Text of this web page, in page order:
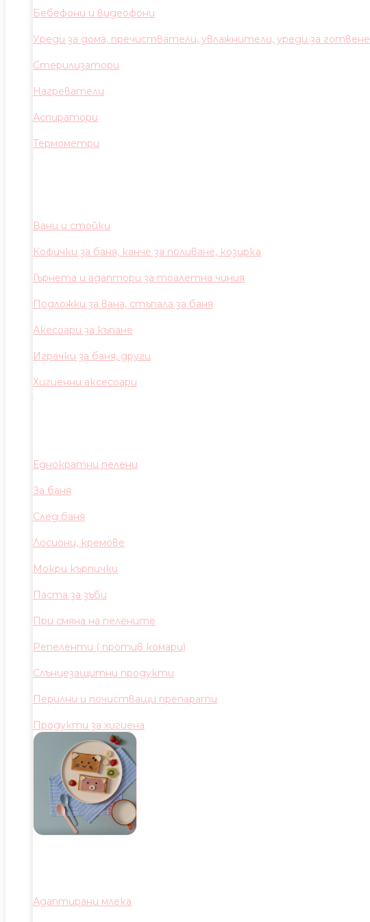
Бебефони и видеофони
Уреди за дома, пречистватели, увлажнители, уреди за готвене
Стерилизатори
Нагреватели
Аспиратори
Термометри
Вани и стойки
Кофички за баня, канче за поливане, козирка
Гърнета и адаптори за тоалетна чиния
Подложки за вана, стъпала за баня
Акесоари за къпане
Играчки за баня, други
Хигиенни аксесоари
Еднократни пелени
За баня
След баня
Лосиони, кремове
Мокри кърпички
Паста за зъби
При смяна на пелените
Репеленти ( против комари)
Слънцезащитни продукти
Перилни и почистващи препарати
Продукти за хигиена
Адаптирани млека